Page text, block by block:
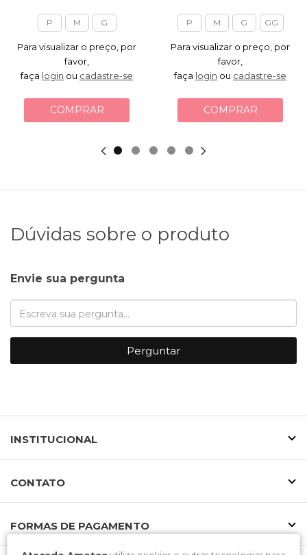
P M G
Para visualizar o preço, por
favor,
faça login ou cadastre-se
COMPRAR
P M G GG
Para visualizar o preço, por
favor,
faça login ou cadastre-se
COMPRAR
Dúvidas sobre o produto
Envie sua pergunta
Perguntar
INSTITUCIONAL
CONTATO
FORMAS DE PAGAMENTO